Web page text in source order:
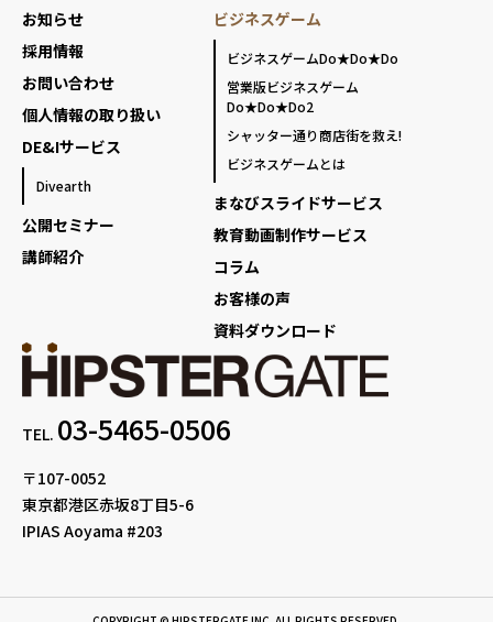
TEL. 03-5465-0506
〒107-0052
東京都港区赤坂8丁目5-6
IPIAS Aoyama #203
お知らせ
採用情報
お問い合わせ
個人情報の取り扱い
DE&Iサービス
Divearth
公開セミナー
講師紹介
ビジネスゲーム
ビジネスゲームDo★Do★Do
営業版ビジネスゲーム
Do★Do★Do2
シャッター通り商店街を救え!
ビジネスゲームとは
まなびスライドサービス
教育動画制作サービス
コラム
お客様の声
資料ダウンロード